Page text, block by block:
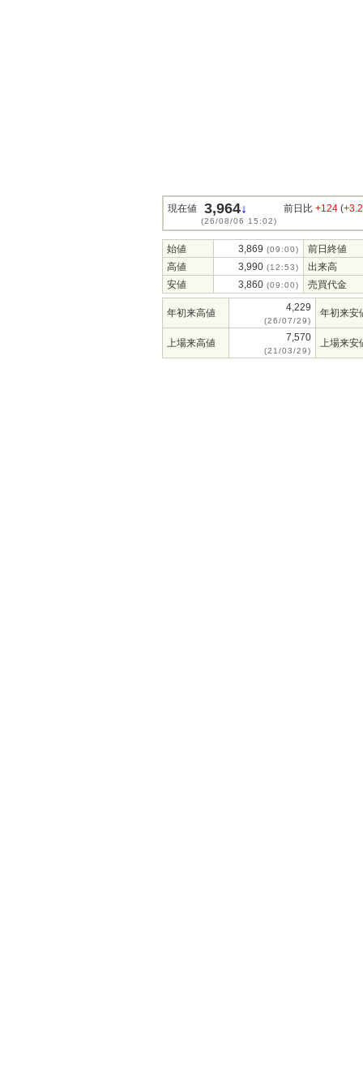
現在値 3,964↓
(26/08/06 15:02)
前日比 +124 (
始値 3,869 (09:00)
前日終値
高値
3,990 (12:53)
出来高
安値
3,860 (09:00) 売買代金
年初来高値 4,229
(26/07/29)
年初来安
上場来高値 7,570
(21/03/29)
上場来安